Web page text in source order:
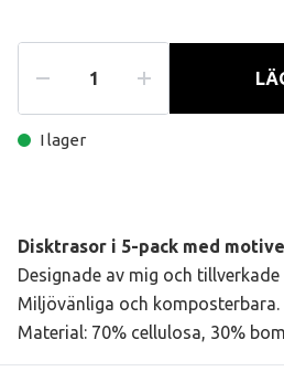
I lager
Disktrasor i 5-pack med
Designade av mig och tillverkade
Miljövänliga och komposterbara.
Material: 70% cellulosa, 30%